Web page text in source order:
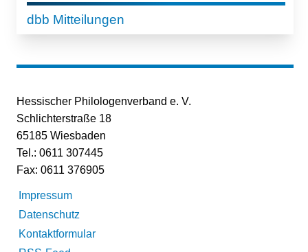
dbb Mitteilungen
Hessischer Philologenverband e. V.
Schlichterstraße 18
65185 Wiesbaden
Tel.: 0611 307445
Fax: 0611 376905
Impressum
Datenschutz
Kontaktformular